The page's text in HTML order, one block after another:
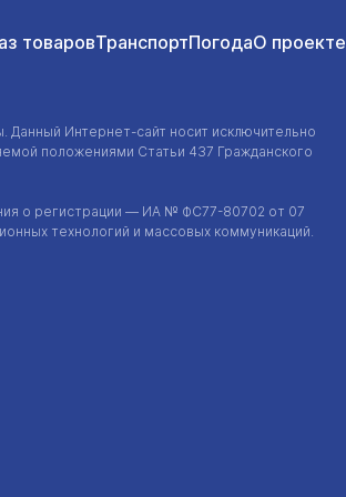
товаровТранспортПогодаО проекте
Данный Интернет-сайт носит исключительно
положениями Статьи 437 Гражданского
о регистрации — ИА № ФС77-80702 от 07
технологий и массовых коммуникаций.